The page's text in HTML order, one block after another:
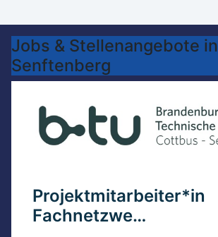
Jobs & Stellenangebote in
Senftenberg
Projektmitarbeiter*in
Fachnetzwe…